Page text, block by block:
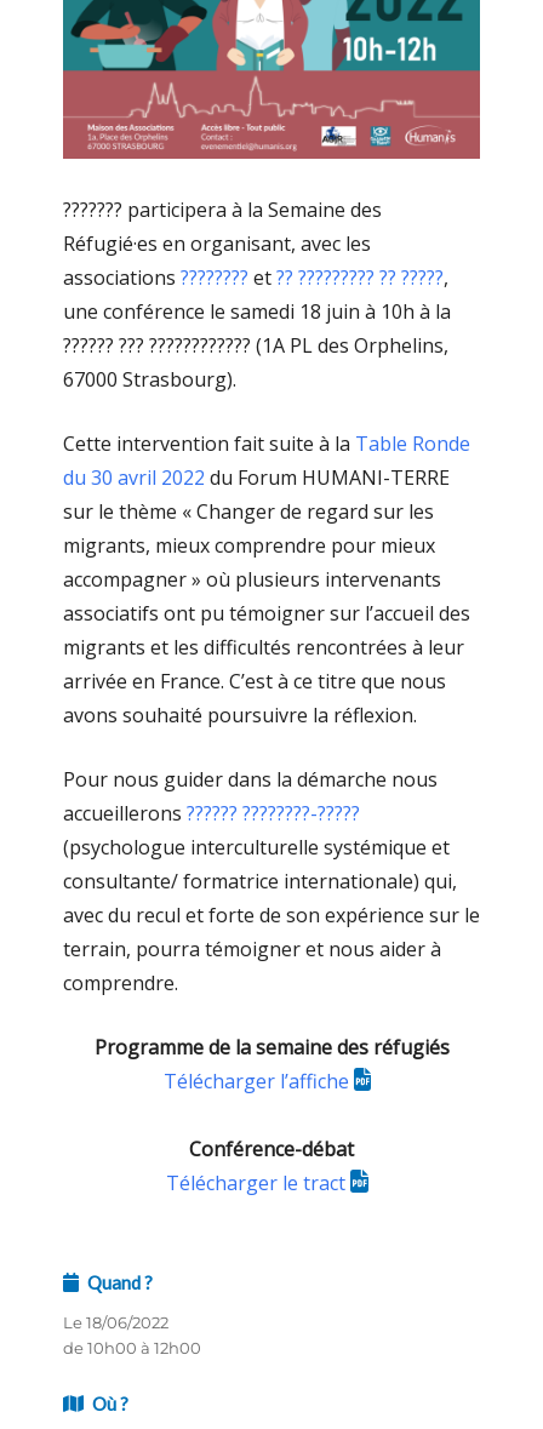
??????? participera à la Semaine des
Réfugié·es en organisant, avec les
associations ???????? et?? ????????? ?? ?????,
une conférence le samedi 18 juin à 10h à la
?????? ??? ???????????? (1A PL des Orphelins,
67000 Strasbourg).
Cette intervention fait suite à la Table Ronde
du 30 avril 2022 du Forum HUMANI-TERRE
sur le thème « Changer de regard sur les
migrants, mieux comprendre pour mieux
accompagner » où plusieurs intervenants
associatifs ont pu témoigner sur l’accueil des
migrants et les difficultés rencontrées à leur
arrivée en France. C’est à ce titre que nous
avons souhaité poursuivre la réflexion.
Pour nous guider dans la démarche nous
accueillerons ?????? ????????-?????
(psychologue interculturelle systémique et
consultante/ formatrice internationale) qui,
avec du recul et forte de son expérience sur le
terrain, pourra témoigner et nous aider à
comprendre.
Programme de la semaine des réfugiés
Télécharger l’affiche
Conférence-débat
Télécharger le tract
Quand ?
Le 18/06/2022
de 10h00 à 12h00
Où ?